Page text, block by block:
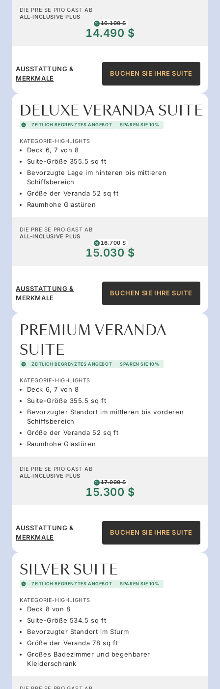
DIE PREISE PRO GAST AB
ALL-INCLUSIVE PLUS
16.100 $
14.490 $
AUSSTATTUNG &
MERKMALE
BUCHEN SIE IHRE SUITE
DELUXE VERANDA SUITE
ZEITLICH BEGRENZTES ANGEBOT SPAREN SIE 10%
KATEGORIE-HIGHLIGHTS
Deck 6, 7 von 8
Suite-Größe 355.5 sq ft
Bevorzugte Lage im hinteren bis mittleren
Schiffsbereich
Größe der Veranda 52 sq ft
Raumhohe Glastüren
DIE PREISE PRO GAST AB
ALL-INCLUSIVE PLUS
16.700 $
15.030 $
AUSSTATTUNG &
MERKMALE
BUCHEN SIE IHRE SUITE
PREMIUM VERANDA
SUITE
ZEITLICH BEGRENZTES ANGEBOT SPAREN SIE 10%
KATEGORIE-HIGHLIGHTS
Deck 6, 7 von 8
Suite-Größe 355.5 sq ft
Bevorzugter Standort im mittleren bis vorderen
Schiffsbereich
Größe der Veranda 52 sq ft
Raumhohe Glastüren
DIE PREISE PRO GAST AB
ALL-INCLUSIVE PLUS
17.000 $
15.300 $
AUSSTATTUNG &
MERKMALE
BUCHEN SIE IHRE SUITE
SILVER SUITE
ZEITLICH BEGRENZTES ANGEBOT SPAREN SIE 10%
KATEGORIE-HIGHLIGHTS
Deck 8 von 8
Suite-Größe 534.5 sq ft
Bevorzugter Standort im Sturm
Größe der Veranda 78 sq ft
Großes Badezimmer und begehbarer
Kleiderschrank